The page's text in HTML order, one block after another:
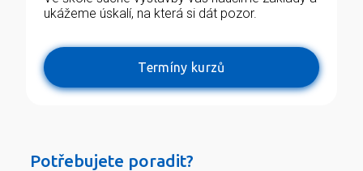
ukážeme úskalí, na která si dát pozor.
Termíny kurzů
Potřebujete poradit?